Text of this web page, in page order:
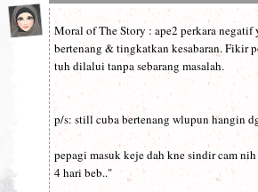
Moral of The Story : ape2 perkara
bertenang & tingkatkan kesabaran. Fikir
tuh dilalui tanpa sebarang masalah.
p/s: still cuba bertenang wlupun hangin
pepagi masuk keje dah kne sindir cam
4 hari beb.."